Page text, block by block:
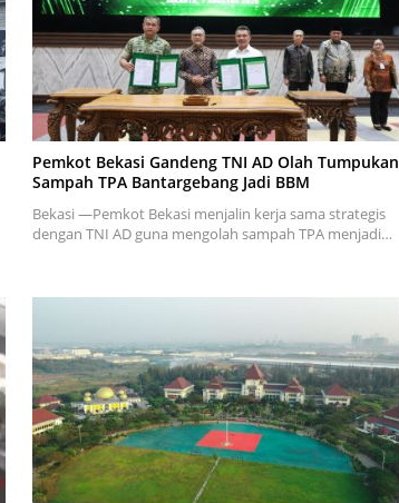
Pemkot Bekasi Gandeng TNI AD Olah Tumpukan
Sampah TPA Bantargebang Jadi BBM
Bekasi —Pemkot Bekasi menjalin kerja sama strategis
dengan TNI AD guna mengolah sampah TPA menjadi…